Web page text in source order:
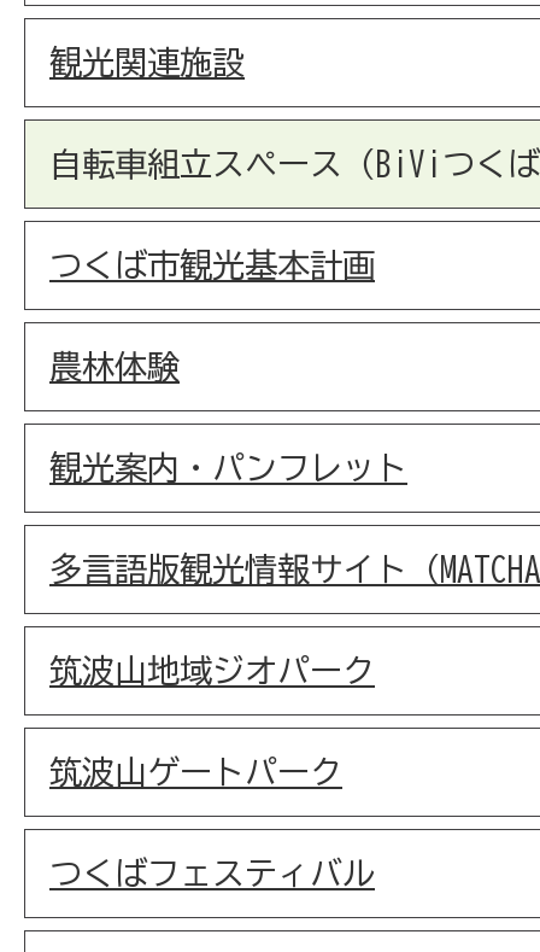
観光関連施設
自転車組立スペース（BiViつく
つくば市観光基本計画
農林体験
観光案内・パンフレット
多言語版観光情報サイト（
筑波山地域ジオパーク
筑波山ゲートパーク
つくばフェスティバル